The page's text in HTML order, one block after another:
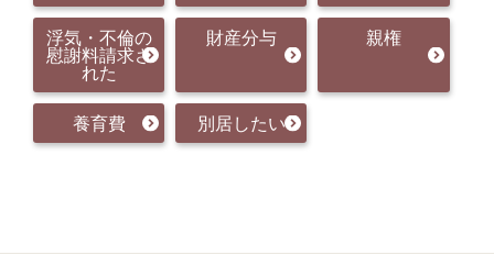
浮気・不倫の
慰謝料請求さ
れた
財産分与 親権
養育費 別居したい